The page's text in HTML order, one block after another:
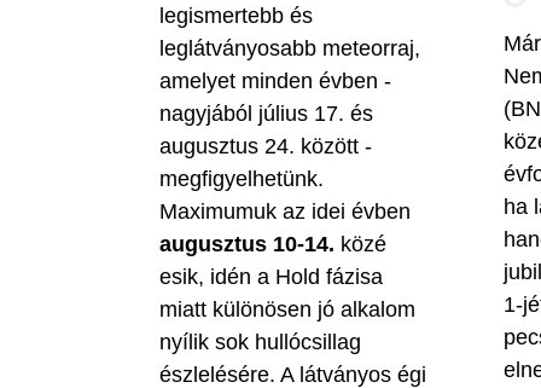
legismertebb és
leglátványosabb meteorraj,
amelyet minden évben -
nagyjából július 17. és
augusztus 24. között -
megfigyelhetünk.
Maximumuk az idei évben
augusztus 10-14. közé
esik, idén a Hold fázisa
miatt különösen jó alkalom
nyílik sok hullócsillag
észlelésére. A látványos égi
ha
1-